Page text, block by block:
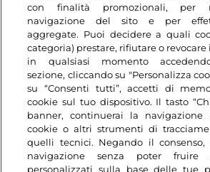
con finalità promozionali, per
navigazione del sito e per
aggregate. Puoi decidere a quali
categoria) prestare, rifiutare o revocare
in qualsiasi momento
sezione, cliccando su "Personalizza
su “Consenti tutti”, accetti di
cookie sul tuo dispositivo. Il tasto
banner, continuerai la navigazione
cookie o altri strumenti di
quelli tecnici. Negando il consenso,
navigazione senza poter fruire
personalizzati sulla base delle tue